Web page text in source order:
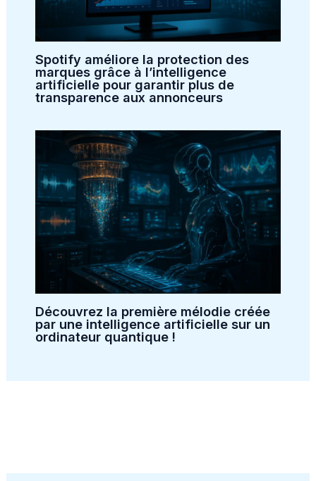
Spotify améliore la protection des
marques grâce à l’intelligence
artificielle pour garantir plus de
transparence aux annonceurs
Découvrez la première mélodie créée
par une intelligence artificielle sur un
ordinateur quantique !